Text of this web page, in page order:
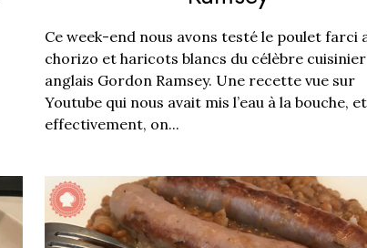
Ce week-end nous avons testé le poulet farci
chorizo et haricots blancs du célèbre cuisinier
anglais Gordon Ramsey. Une recette vue sur
Youtube qui nous avait mis l’eau à la bouche, et
effectivement, on...